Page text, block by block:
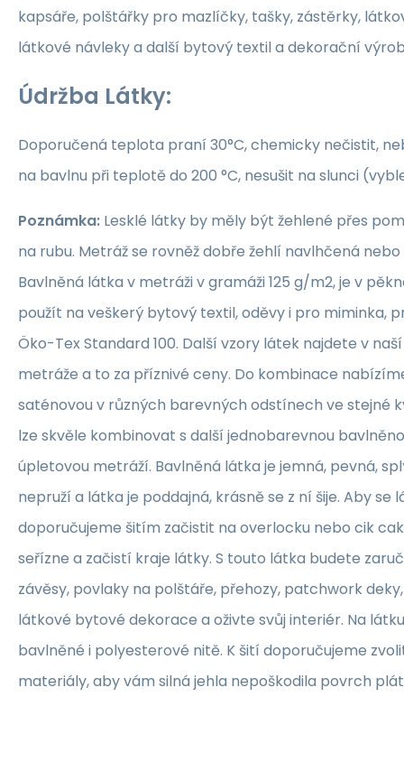
kapsáře, polštářky pro mazlíčky, tašky, zástěrky,
látkové návleky a další bytový textil a dekorační
Údržba Látky:
Doporučená teplota praní 30°C, chemicky nečistit,
na bavlnu při teplotě do 200 °C, nesušit na slunci
Poznámka: Lesklé látky by měly být žehlené přes
na rubu. Metráž se rovněž dobře žehlí navlhčená
Bavlněná látka v metráži v gramáži 125 g/m2, je v
použít na veškerý bytový textil, oděvy i pro miminka,
Öko-Tex Standard 100. Další vzory látek najdete v
metráže a to za příznivé ceny. Do kombinace
saténovou v různých barevných odstínech ve stejné
lze skvěle kombinovat s další jednobarevnou
úpletovou metráží. Bavlněná látka je jemná, pevná,
nepruží a látka je poddajná, krásně se z ní šije. Aby se
doporučujeme šitím začistit na overlocku nebo cik
seřízne a začistí kraje látky. S touto látka budete
závěsy, povlaky na polštáře, přehozy, patchwork
látkové bytové dekorace a oživte svůj interiér. Na
bavlněné i polyesterové nitě. K šití doporučujeme
materiály, aby vám silná jehla nepoškodila povrch